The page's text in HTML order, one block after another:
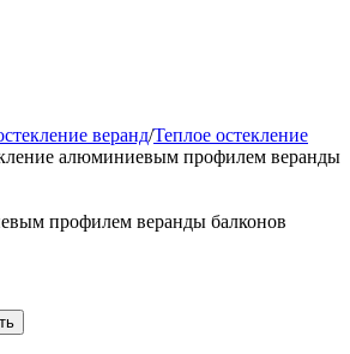
веранд/Теплое остекление
алюминиевым профилем веранды
профилем веранды балконов